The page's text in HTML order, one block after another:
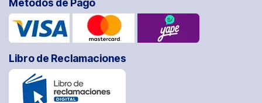
Métodos de Pago
Libro de Reclamaciones